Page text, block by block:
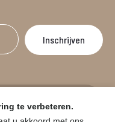
artikelen.
te verbeteren.